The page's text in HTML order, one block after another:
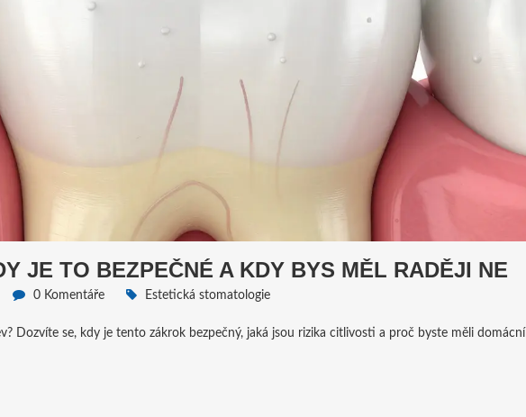
JE TO BEZPEČNÉ A KDY BYS MĚL RADĚJI NE
0 Komentáře Estetická stomatologie
Dozvíte se, kdy je tento zákrok bezpečný, jaká jsou rizika citlivosti a proč byste měli domácní